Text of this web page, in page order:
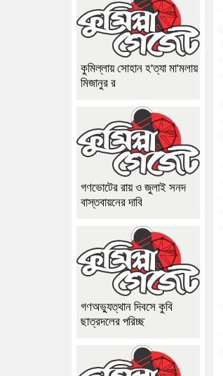
কুমিল্লায় সোহান হ'ত্যা মা'মলায়
মিজানুর র
গণভোটের রায় ও জুলাই সনদ
বাস্তবায়নের দাবি
গণঅভ্যুত্থান দিবসে কুবি
ছাত্রদলের পরিচ্ছ